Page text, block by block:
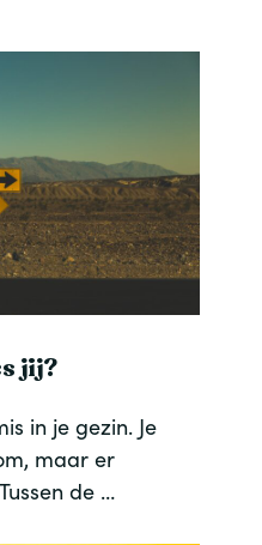
jij?
in je gezin. Je
maar er
de …